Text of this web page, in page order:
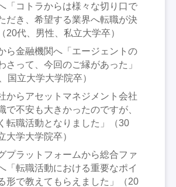
「コトラからは様々な切り口で
だき、希望する業界へ転職が決
20代、男性、私立大学卒）
ら金融機関へ「エージェントの
さって、今回のご縁があった」
国立大学大学院卒）
からアセットマネジメント会社
で不安も大きかったのですが、
転職活動となりました」（30
大学大学院卒）
プラットフォームから総合ファ
「転職活動における重要なポイ
形で教えてもらえました」（20